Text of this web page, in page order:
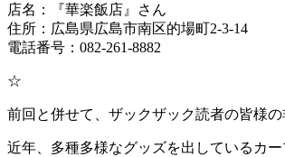
店名：『華楽飯店』さん
住所：広島県広島市南区的場町2-3-14
電話番号：082-261-8882
☆
前回と併せて、ザックザック読者の皆様
近年、多種多様なグッズを出しているカ